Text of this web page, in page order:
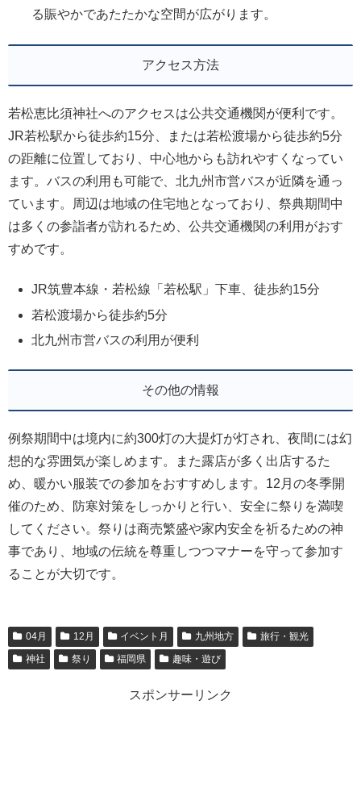
る賑やかであたたかな空間が広がります。
アクセス方法
若松恵比須神社へのアクセスは公共交通機関が便利です。
JR若松駅から徒歩約15分、または若松渡場から徒歩約5分
の距離に位置しており、中心地からも訪れやすくなってい
ます。バスの利用も可能で、北九州市営バスが近隣を通っ
ています。周辺は地域の住宅地となっており、祭典期間中
は多くの参詣者が訪れるため、公共交通機関の利用がおす
すめです。
JR筑豊本線・若松線「若松駅」下車、徒歩約15分
若松渡場から徒歩約5分
北九州市営バスの利用が便利
その他の情報
例祭期間中は境内に約300灯の大提灯が灯され、夜間には幻
想的な雰囲気が楽しめます。また露店が多く出店するた
め、暖かい服装での参加をおすすめします。12月の冬季開
催のため、防寒対策をしっかりと行い、安全に祭りを満喫
してください。祭りは商売繁盛や家内安全を祈るための神
事であり、地域の伝統を尊重しつつマナーを守って参加す
ることが大切です。
04月 12月 イベント月 九州地方
旅行・観光
神社
祭り 福岡県 趣味・遊び
スポンサーリンク